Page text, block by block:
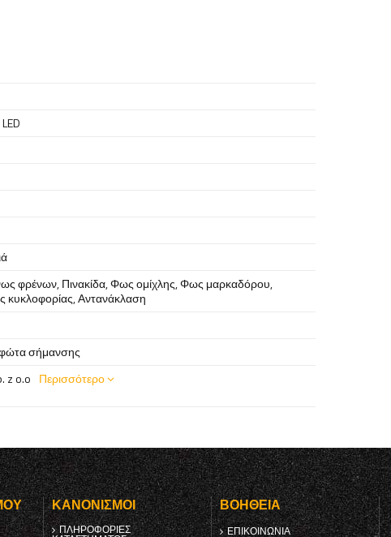
φρένων,Πινακίδα,Φως ομίχλης,Φως μαρκαδόρου,
κυκλοφορίας,Αντανάκλαση
σήμανσης
z o.o Περισσότερο
ΚΑΝΟΝΙΣΜΟΊ
ΠΛΗΡΟΦΟΡΊΕΣ
ΒΟΉΘΕΙΑ
ΕΠΙΚΟΙΝΩΝΊΑ